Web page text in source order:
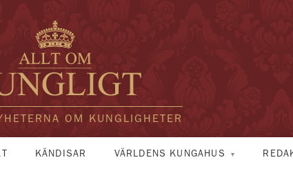
OM KUNGLIGHETER
KÄNDISAR VÄRLDENS KUNGAHUS